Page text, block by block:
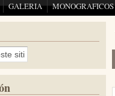
GALERIA MONOGRAFICOS